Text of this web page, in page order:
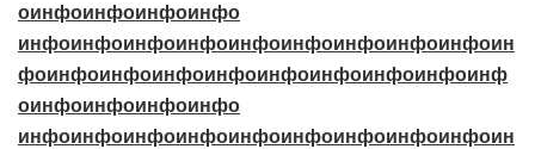
оинфоинфоинфоинфо
инфоинфоинфоинфоинфоинфоинфоинфоинфоин
фоинфоинфоинфоинфоинфоинфоинфоинфоинф
оинфоинфоинфоинфо
инфоинфоинфоинфоинфоинфоинфоинфоинфоин